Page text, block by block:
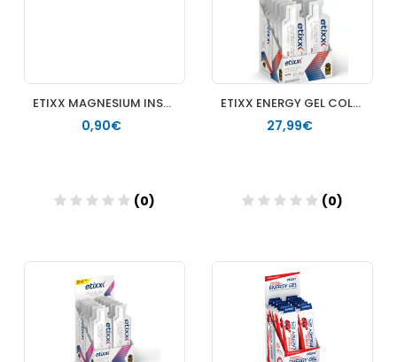
ETIXX MAGNESIUM INSTANT STICK TROPICAL 4 G
0,90€
(0)
ETIXX ENERGY GEL COLA 12 UNIDADES
27,99€
(0)
Añadir